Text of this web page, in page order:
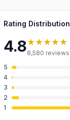
Rating Distribution
4.8★★★★★
8,580 reviews
5
4
3
2
1